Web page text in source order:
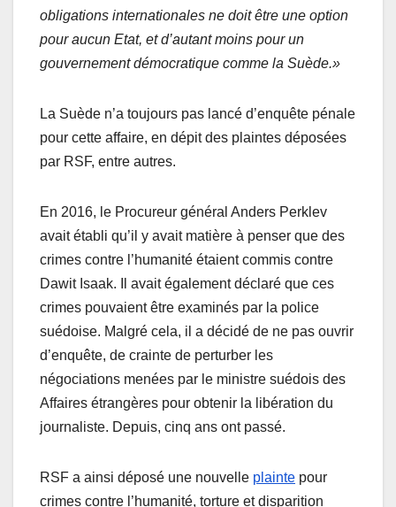
obligations internationales ne doit être une option
pour aucun Etat, et d’autant moins pour un
gouvernement démocratique comme la Suède.»
La Suède n’a toujours pas lancé d’enquête pénale
pour cette affaire, en dépit des plaintes déposées
par RSF, entre autres.
En 2016, le Procureur général Anders Perklev
avait établi qu’il y avait matière à penser que des
crimes contre l’humanité étaient commis contre
Dawit Isaak. Il avait également déclaré que ces
crimes pouvaient être examinés par la police
suédoise. Malgré cela, il a décidé de ne pas ouvrir
d’enquête, de crainte de perturber les
négociations menées par le ministre suédois des
Affaires étrangères pour obtenir la libération du
journaliste. Depuis, cinq ans ont passé.
RSF a ainsi déposé une nouvelle plainte pour
crimes contre l’humanité, torture et disparition